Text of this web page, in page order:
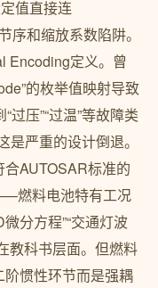
值直接连
序和缩放系数陷阱。
Encoding定义。曾
的枚举值映射导致
压”“过温”等故障类
严重的设计倒退。
AUTOSAR标准的
燃料电池特有工况
分方程”“交通灯波
教科书层面。但燃料
惯性环节而是强耦